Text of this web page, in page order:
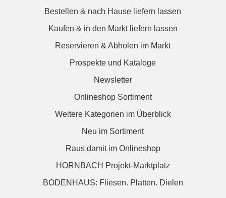
Bestellen & nach Hause liefern lassen
Kaufen & in den Markt liefern lassen
Reservieren & Abholen im Markt
Prospekte und Kataloge
Newsletter
Onlineshop Sortiment
Weitere Kategorien im Überblick
Neu im Sortiment
Raus damit im Onlineshop
HORNBACH Projekt-Marktplatz
BODENHAUS: Fliesen. Platten. Dielen